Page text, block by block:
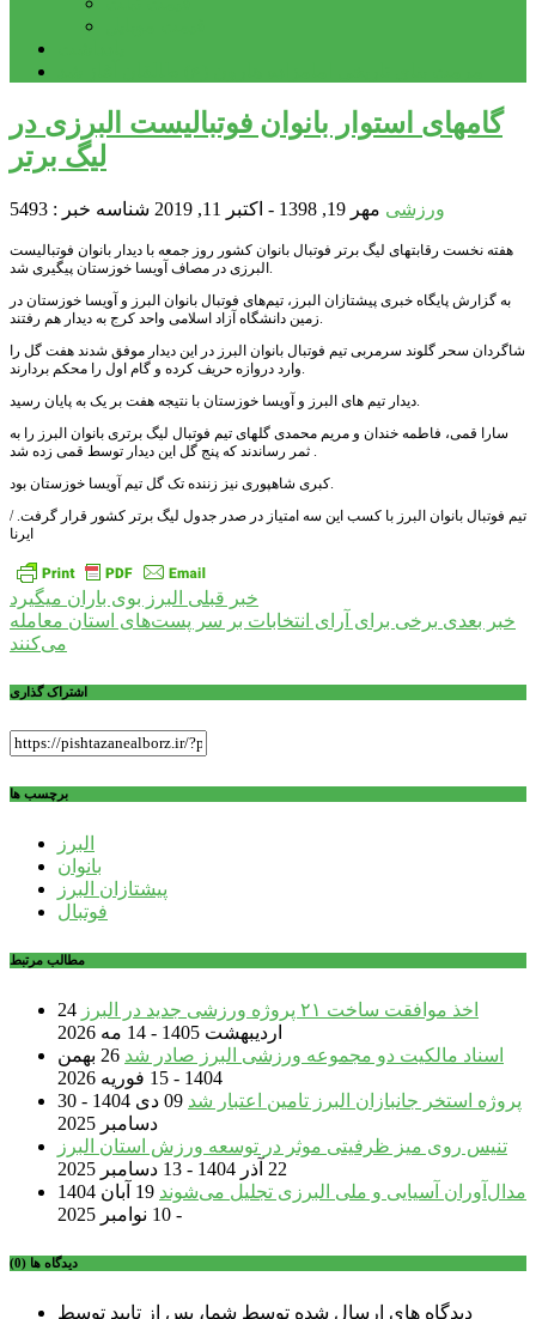
گامهای استوار بانوان فوتبالیست البرزی در
لیگ برتر
ورزشی مهر 19, 1398 - اکتبر 11, 2019 شناسه خبر : 5493
هفته نخست رقابتهای لیگ برتر فوتبال بانوان کشور روز جمعه با دیدار بانوان فوتبالیست
البرزی در مصاف آویسا خوزستان پیگیری شد.
به گزارش پایگاه خبری پیشتازان البرز، تیم‌های فوتبال بانوان البرز و آویسا خوزستان در
زمین دانشگاه آزاد اسلامی واحد کرج به دیدار هم رفتند.
شاگردان سحر گلوند سرمربی تیم فوتبال بانوان البرز در این دیدار موفق شدند هفت گل را
وارد دروازه حریف کرده و گام اول را محکم بردارند.
دیدار تیم های البرز و آویسا خوزستان با نتیجه هفت بر یک به پایان رسید.
سارا قمی، فاطمه خندان و مریم محمدی گلهای تیم فوتبال لیگ برتری بانوان البرز را به
ثمر رساندند که پنج گل این دیدار توسط قمی زده شد .
کبری شاهپوری نیز زننده تک گل تیم آویسا خوزستان بود.
تیم فوتبال بانوان البرز با کسب این سه امتیاز در صدر جدول لیگ برتر کشور قرار گرفت. /
ایرنا
راهبری
نوشته
خبر قبلی البرز بوی باران میگیرد
خبر بعدی برخی برای آرای انتخابات بر سر پست‌های استان معامله
می‌کنند
اشتراک گذاری
برچسب ها
البرز
بانوان
پیشتازان البرز
فوتبال
مطالب مرتبط
اخذ موافقت ساخت ۲۱ پروژه ورزشی جدید در البرز
24
اردیبهشت 1405 - 14 مه 2026
اسناد مالکیت دو مجموعه ورزشی البرز صادر شد
26 بهمن
1404 - 15 فوریه 2026
پروژه استخر جانبازان البرز تامین اعتبار شد
09 دی 1404 - 30
دسامبر 2025
تنیس روی میز ظرفیتی موثر در توسعه ورزش استان البرز
22 آذر 1404 - 13 دسامبر 2025
مدال‌آوران آسیایی و ملی البرزی تجلیل می‌شوند
19 آبان 1404
- 10 نوامبر 2025
دیدگاه ها (0)
دیدگاه های ارسال شده توسط شما، پس از تایید توسط